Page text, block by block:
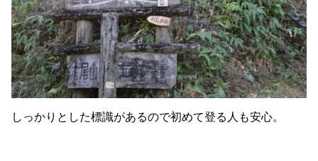
しっかりとした標識があるので初めて登る人も安心。